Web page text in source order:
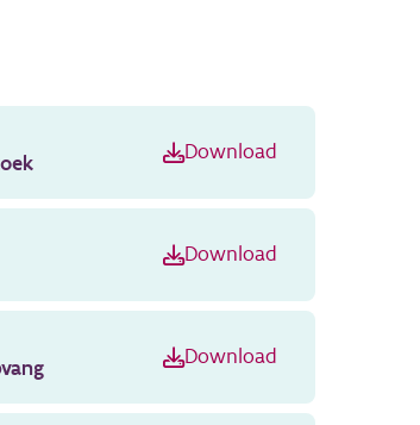
Download
Download
Download